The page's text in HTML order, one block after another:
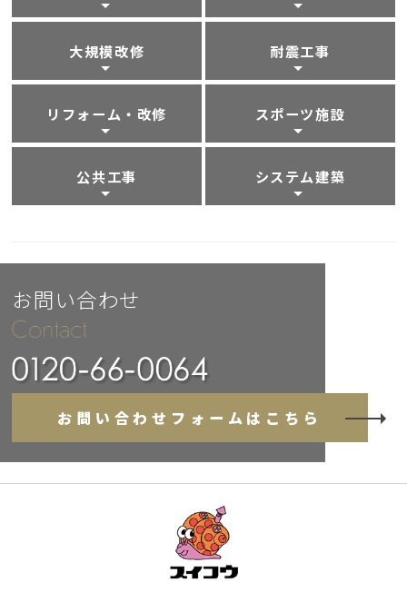
大規模改修 耐震工事
リフォーム・改修 スポーツ施設
公共工事 システム建築
お問い合わせ
お問い合わせフォームはこちら